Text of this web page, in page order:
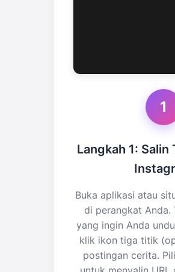
1
Langkah 1:
Buka aplikasi atau
di perangkat Anda.
yang ingin Anda
klik ikon tiga titik
postingan cerita.